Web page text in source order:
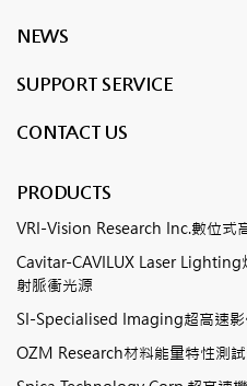
NEWS
SUPPORT SERVICE
CONTACT US
PRODUCTS
VRI-Vision Research Inc.數位式
Cavitar-CAVILUX Laser
射脈衝光源
SI-Specialised Imaging超高速
OZM Research材料能量特性測